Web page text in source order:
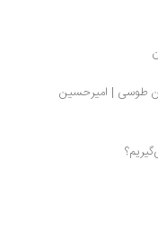
اصول تربیت فرزند در نگاه خواجه نصیرالدین طوسی | امیرحسین